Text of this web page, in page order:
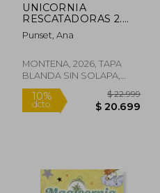
$ 23.296
Rápido
UNICORNIA
RESCATADORAS 2.
HADAS
Punset, Ana
MONTENA, 2026, TAPA
BLANDA SIN SOLAPA,
Nuevo